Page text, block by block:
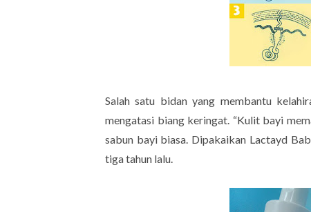
Salah satu bidan yang membantu
mengatasi biang keringat. “Kulit bayi
sabun bayi biasa. Dipakaikan Lactayd
tiga tahun lalu.